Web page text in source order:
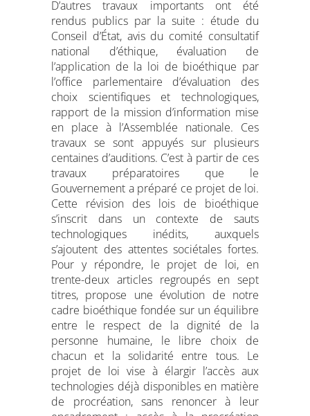
D’autres travaux importants ont été
rendus publics par la suite : étude du
Conseil d’État, avis du comité consultatif
national d’éthique, évaluation de
l’application de la loi de bioéthique par
l’office parlementaire d’évaluation des
choix scientifiques et technologiques,
rapport de la mission d’information mise
en place à l’Assemblée nationale. Ces
travaux se sont appuyés sur plusieurs
centaines d’auditions. C’est à partir de ces
travaux préparatoires que le
Gouvernement a préparé ce projet de loi.
Cette révision des lois de bioéthique
s’inscrit dans un contexte de sauts
technologiques inédits, auxquels
s’ajoutent des attentes sociétales fortes.
Pour y répondre, le projet de loi, en
trente-deux articles regroupés en sept
titres, propose une évolution de notre
cadre bioéthique fondée sur un équilibre
entre le respect de la dignité de la
personne humaine, le libre choix de
chacun et la solidarité entre tous. Le
projet de loi vise à élargir l’accès aux
technologies déjà disponibles en matière
de procréation, sans renoncer à leur